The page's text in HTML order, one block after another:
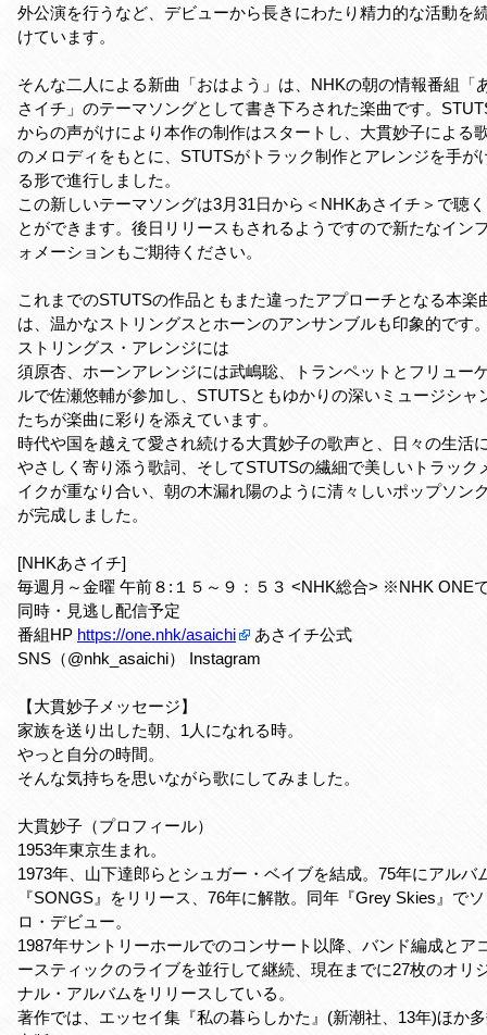
外公演を行うなど、デビューから長きにわたり精力的な活動を
けています。
そんな二人による新曲「おはよう」は、NHKの朝の情報番組「
さイチ」のテーマソングとして書き下ろされた楽曲です。
からの声がけにより本作の制作はスタートし、大貫妙子による
のメロディをもとに、STUTSがトラック制作とアレンジを手が
る形で進行しました。
この新しいテーマソングは3月31日から＜NHKあさイチ＞で聴
とができます。後日リリースもされるようですので新たなイン
ォメーションもご期待ください。
これまでのSTUTSの作品ともまた違ったアプローチとなる本楽
は、温かなストリングスとホーンのアンサンブルも印象的です
ストリングス・アレンジには
須原杏、ホーンアレンジには武嶋聡、トランペットとフリュー
ルで佐瀬悠輔が参加し、STUTSともゆかりの深いミュージシャ
たちが楽曲に彩りを添えています。
時代や国を越えて愛され続ける大貫妙子の歌声と、日々の生活
やさしく寄り添う歌詞、そしてSTUTSの繊細で美しいトラック
イクが重なり合い、朝の木漏れ陽のように清々しいポップソン
が完成しました。
[NHKあさイチ]
毎週月～金曜 午前８:１５～９：５３ <NHK総合> ※NHK ONE
同時・見逃し配信予定
番組HP https://one.nhk/asaichi
あさイチ公式
SNS（@nhk_asaichi） Instagram
【大貫妙子メッセージ】
家族を送り出した朝、1人になれる時。
やっと自分の時間。
そんな気持ちを思いながら歌にしてみました。
大貫妙子（プロフィール）
1953年東京生まれ。
1973年、山下達郎らとシュガー・ベイブを結成。75年にアルバ
『SONGS』をリリース、76年に解散。同年『Grey Skies』でソ
ロ・デビュー。
1987年サントリーホールでのコンサート以降、バンド編成とア
ースティックのライブを並行して継続、現在までに27枚のオリ
ナル・アルバムをリリースしている。
著作では、エッセイ集『私の暮らしかた』(新潮社、13年)ほか